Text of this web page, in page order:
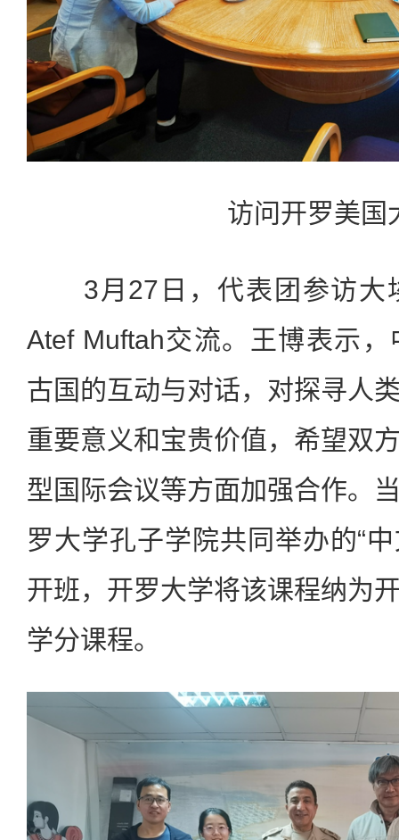
访问开罗美国
3月27日，代表团参访大
Atef Muftah交流。王博表示
古国的互动与对话，对探寻人
重要意义和宝贵价值，希望双
型国际会议等方面加强合作。
罗大学孔子学院共同举办的“
开班，开罗大学将该课程纳为
学分课程。